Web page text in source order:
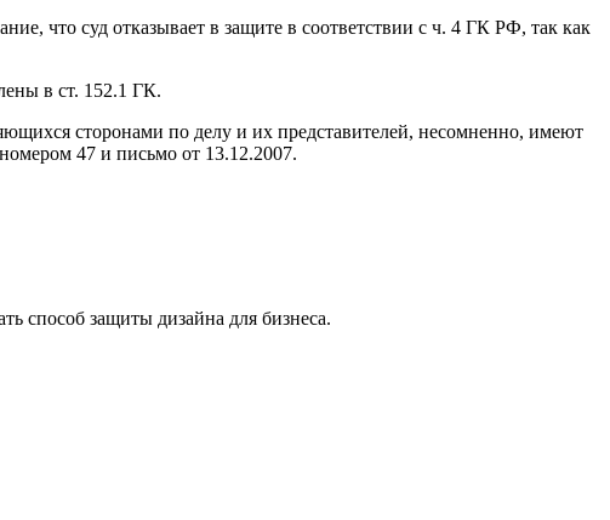
что суд отказывает в защите в соответствии с ч. 4 ГК РФ, так как
в ст. 152.1 ГК.
сторонами по делу и их представителей, несомненно, имеют
47 и письмо от 13.12.2007.
способ защиты дизайна для бизнеса.